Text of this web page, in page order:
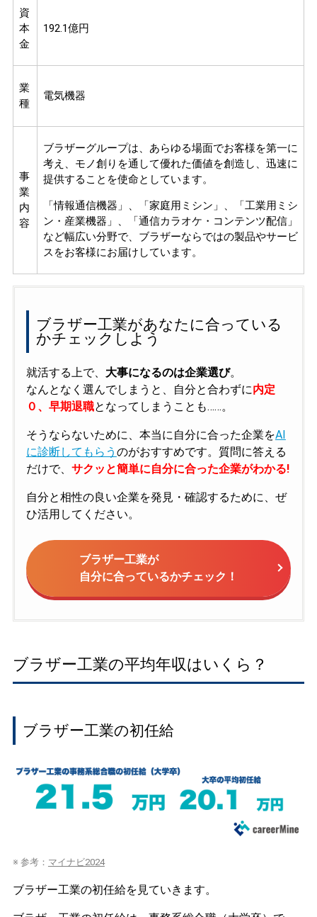
資
本
金
192.1億円
業
種
電気機器
事
業
内
容
ブラザーグループは、あらゆる場面でお客様を第一に
考え、モノ創りを通して優れた価値を創造し、迅速に
提供することを使命としています。
「情報通信機器」、「家庭用ミシン」、「工業用ミシ
ン・産業機器」、「通信カラオケ・コンテンツ配信」
など幅広い分野で、ブラザーならではの製品やサービ
スをお客様にお届けしています。
ブラザー工業があなたに合っている
かチェックしよう
就活する上で、 大事になるのは企業選び。
なんとなく選んでしまうと、自分と合わずに内定
０、早期退職となってしまうことも……。
そうならないために、本当に自分に合った企業をAI
に診断してもらう のがおすすめです。質問に答える
だけで、 サクッと簡単に自分に合った企業がわかる!
自分と相性の良い企業を発見・確認するために、ぜ
ひ活用してください。
ブラザー工業が
自分に合っているかチェック！
ブラザー工業の平均年収はいくら？
ブラザー工業の初任給
※ 参考： マイナビ2024
ブラザー工業の初任給を見ていきます。